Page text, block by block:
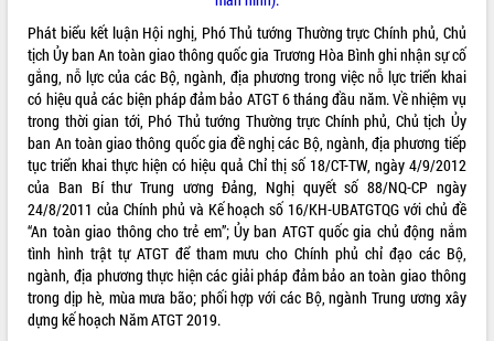
HĐND tỉnh thông qua điều chỉnh Quy
hoạch tỉnh thời kỳ 2021-2030
Hội thảo góp ý hồ sơ điều chỉnh quy
hoạch tỉnh Đắk Lắk thời kỳ 2021-2030,
tầm nhìn đến năm 2050
Nâng cao hiệu quả hoạt động của các
doanh nghiệp nhà nước
Hội nghị triển khai kết nối mạng
truyền số liệu chuyên dùng phục vụ cơ
quan Đảng, Nhà nước
Lễ phát động chuỗi hoạt động chung
tay làm sạch môi trường
Xã Ea Kar bước chuyển mình trong
công tác cải cách hành chính mô hình
Phát biểu kết luận Hội nghị, Phó Thủ tướng Thường trực Chính phủ, Chủ
tịch Ủy ban An toàn giao thông quốc gia Trương Hòa Bình ghi nhận sự cố
gắng, nỗ lực của các Bộ, ngành, địa phương trong việc nỗ lực triển khai
có hiệu quả các biện pháp đảm bảo ATGT 6 tháng đầu năm. Về nhiệm vụ
trong thời gian tới, Phó Thủ tướng Thường trực Chính phủ, Chủ tịch Ủy
ban An toàn giao thông quốc gia đề nghị các Bộ, ngành, địa phương tiếp
tục triển khai thực hiện có hiệu quả Chỉ thị số 18/CT-TW, ngày 4/9/2012
của Ban Bí thư Trung ương Đảng, Nghị quyết số 88/NQ-CP ngày
24/8/2011 của Chính phủ và Kế hoạch số 16/KH-UBATGTQG với chủ đề
“An toàn giao thông cho trẻ em”; Ủy ban ATGT quốc gia chủ động nắm
tình hình trật tự ATGT để tham mưu cho Chính phủ chỉ đạo các Bộ,
ngành, địa phương thực hiện các giải pháp đảm bảo an toàn giao thông
trong dịp hè, mùa mưa bão; phối hợp với các Bộ, ngành Trung ương xây
dựng kế hoạch Năm ATGT 2019.